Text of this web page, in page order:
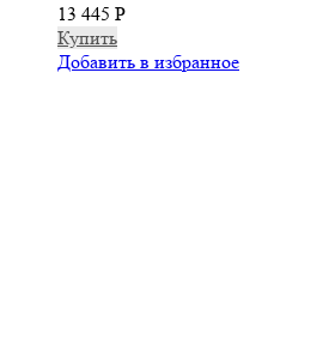
13 445 Р
Купить
Добавить в избранное